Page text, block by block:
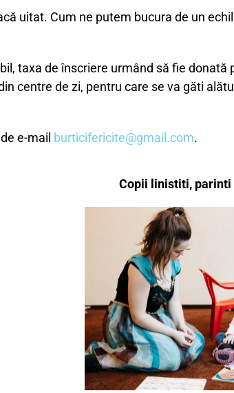
uitat. Cum ne putem bucura de un
taxa de înscriere urmând să fie donată
centre de zi, pentru care se va găti
e-mail burticifericite@gmail.com.
Copii linistiti,